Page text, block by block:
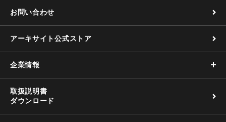
お問い合わせ
アーキサイト公式ストア
企業情報
取扱説明書
ダウンロード